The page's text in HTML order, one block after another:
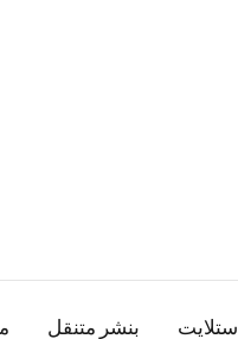
ستلايت بنشر متنقل